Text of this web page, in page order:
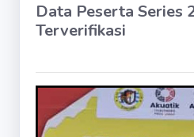
Data Peserta Series
Terverifikasi